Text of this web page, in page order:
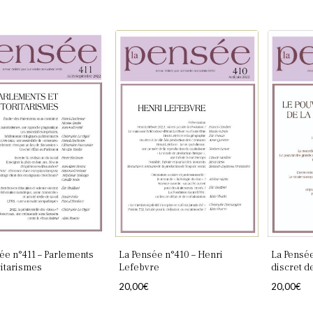
n°411 – Parlements
La Pensée n°410 – Henri
Lefebvre
20,00€
La
discret
20,00€